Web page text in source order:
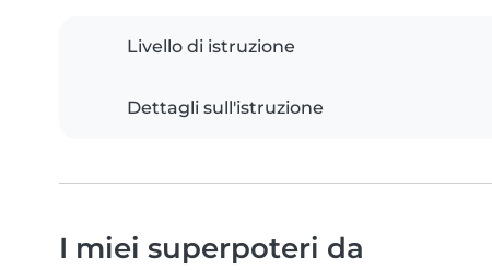
Livello di istruzione
Dettagli sull'istruzione
I miei superpoteri da